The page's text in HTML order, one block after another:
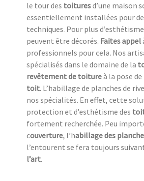
le tour des toituresd’une maison
essentiellement installées pour
techniques. Pour plus
peuvent être décorés. Faites appel
professionnels pour cela. Nos
spécialisés dans le domaine de la
revêtement de toitureà la pose de
toit. L’habillage de planches de
nos spécialités. En effet, cette
protection et d’esthétisme des
fortement recherchée. Peu
couverture, l’habillage des
l’entourent se fera toujours
l’art.